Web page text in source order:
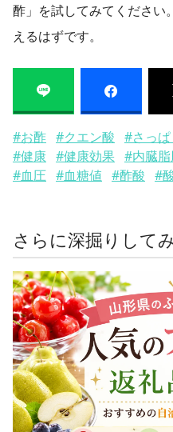
酢」を試してみてください
えるはずです。
#お酢 #クエン酸 #さっぱ
#健康 #健康効果 #内臓
#血圧 #血糖値 #酢酸 #
さらに深掘りして